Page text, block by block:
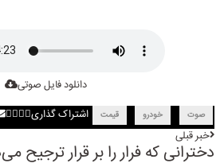
دانلود فایل صوتی
صوت خودرو قیمت
اشتراک گذاری
خبر قبلی
دخترانی که فرار را بر قرار ترجیح